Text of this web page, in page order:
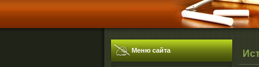
Меню сайта